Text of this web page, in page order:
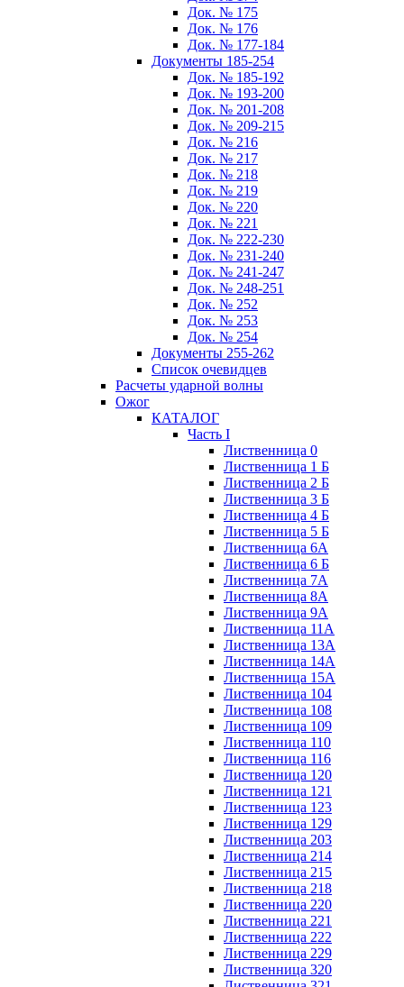
Док. № 175
Док. № 176
Док. № 177-184
Документы 185-254
Док. № 185-192
Док. № 193-200
Док. № 201-208
Док. № 209-215
Док. № 216
Док. № 217
Док. № 218
Док. № 219
Док. № 220
Док. № 221
Док. № 222-230
Док. № 231-240
Док. № 241-247
Док. № 248-251
Док. № 252
Док. № 253
Док. № 254
Документы 255-262
Список очевидцев
Расчеты ударной волны
Ожог
КАТАЛОГ
Часть I
Лиственница 0
Лиственница 1 Б
Лиственница 2 Б
Лиственница 3 Б
Лиственница 4 Б
Лиственница 5 Б
Лиственница 6А
Лиственница 6 Б
Лиственница 7А
Лиственница 8А
Лиственница 9А
Лиственница 11А
Лиственница 13А
Лиственница 14А
Лиственница 15А
Лиственница 104
Лиственница 108
Лиственница 109
Лиственница 110
Лиственница 116
Лиственница 120
Лиственница 121
Лиственница 123
Лиственница 129
Лиственница 203
Лиственница 214
Лиственница 215
Лиственница 218
Лиственница 220
Лиственница 221
Лиственница 222
Лиственница 229
Лиственница 320